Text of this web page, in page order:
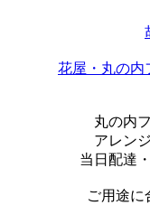
花屋・丸の内
丸の内
アレン
当日配達
ご用途に